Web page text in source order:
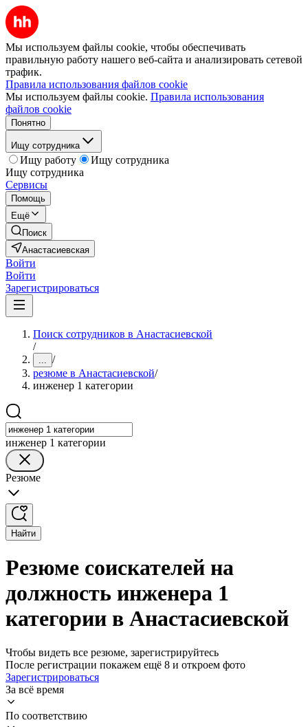
Мы используем файлы cookie, чтобы обеспечивать
правильную работу нашего веб-сайта и анализировать сетевой
трафик.
Правила использования файлов cookie
Мы используем файлы cookie. Правила использования
файлов cookie
Понятно
Ищу сотрудника
Ищу работу
Ищу сотрудника
Ищу сотрудника
Сервисы
Помощь
Ещё
Поиск
Анастасиевская
Войти
Войти
Зарегистрироваться
Поиск сотрудников в Анастасиевской
/
... /
резюме в Анастасиевской/
инженер 1 категории
инженер 1 категории
Резюме
Найти
Резюме соискателей на
должность инженера 1
категории в Анастасиевской
Чтобы видеть все резюме, зарегистрируйтесь
После регистрации покажем ещё 8 и откроем фото
Зарегистрироваться
За всё время
По соответствию